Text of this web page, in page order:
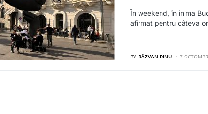
În weekend, în inima
afirmat pentru câteva
BY RĂZVAN DINU 7